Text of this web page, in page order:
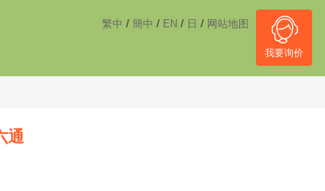
繁中 / 簡中 / EN / 日 / 网站地图
我要询价
通